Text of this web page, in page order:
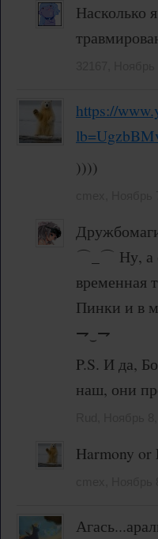
Насколько
https://
))))
⌒_⌒ Ну, а
временная
Пинки и в
⇁‿⇁
P.S. И да,
наш, они
Harmony or